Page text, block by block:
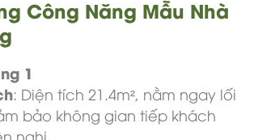
Công Năng Mẫu Nhà
1
: Diện tích 21.4m², nằm ngay lối
bảo không gian tiếp khách
nghi.